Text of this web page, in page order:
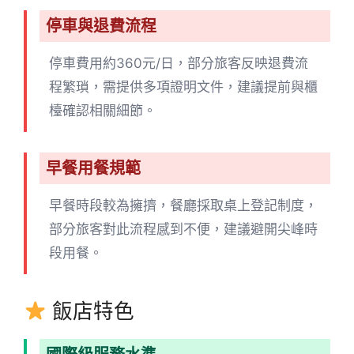
停車與退費流程
停車費用約360元/日，部分旅客反映退費流
程繁瑣，需提供多項證明文件，建議提前與櫃
檯確認相關細節。
早餐用餐規範
早餐時段較為擁擠，餐廳採取桌上登記制度，
部分旅客對此流程感到不便，建議避開尖峰時
段用餐。
飯店特色